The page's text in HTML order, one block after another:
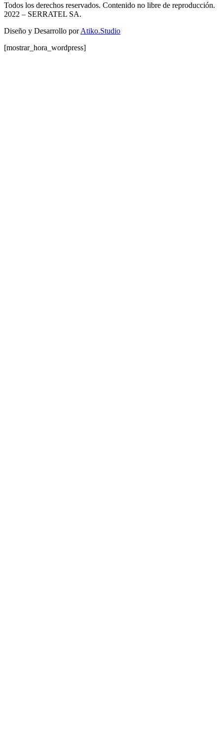
Todos los derechos reservados. Contenido no libre de reproducción.
2022 – SERRATEL SA.
Diseño y Desarrollo porAtiko.Studio
[mostrar_hora_wordpress]